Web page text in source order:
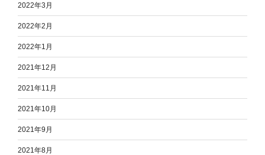
2022年3月
2022年2月
2022年1月
2021年12月
2021年11月
2021年10月
2021年9月
2021年8月